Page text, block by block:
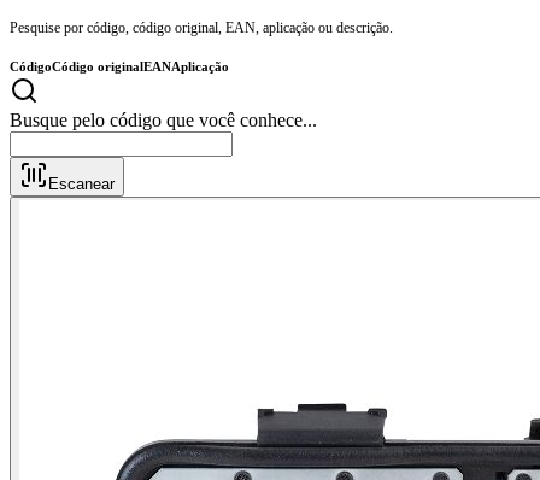
Pesquise por código, código original, EAN, aplicação ou descrição.
CódigoCódigo originalEANAplicação
Busque pelo código que
Escanear